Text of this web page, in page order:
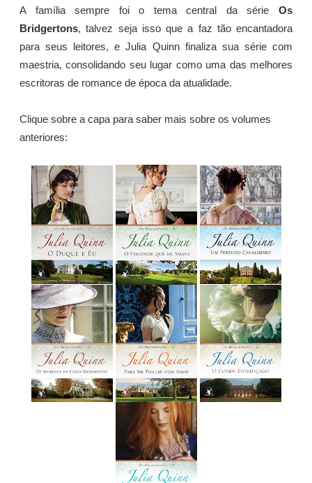
A família sempre foi o tema central da série Os
Bridgertons, talvez seja isso que a faz tão encantadora
para seus leitores, e Julia Quinn finaliza sua série com
maestria, consolidando seu lugar como uma das melhores
escritoras de romance de época da atualidade.
Clique sobre a capa para saber mais sobre os volumes
anteriores: